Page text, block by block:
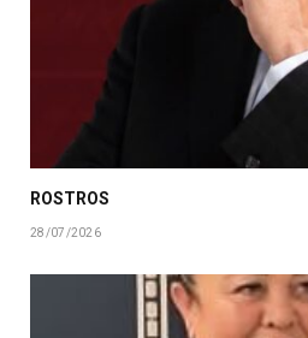
ROSTROS
28/07/2026